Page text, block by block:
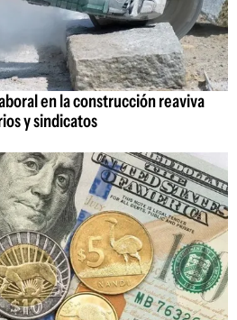
en la construcción reaviva
y sindicatos